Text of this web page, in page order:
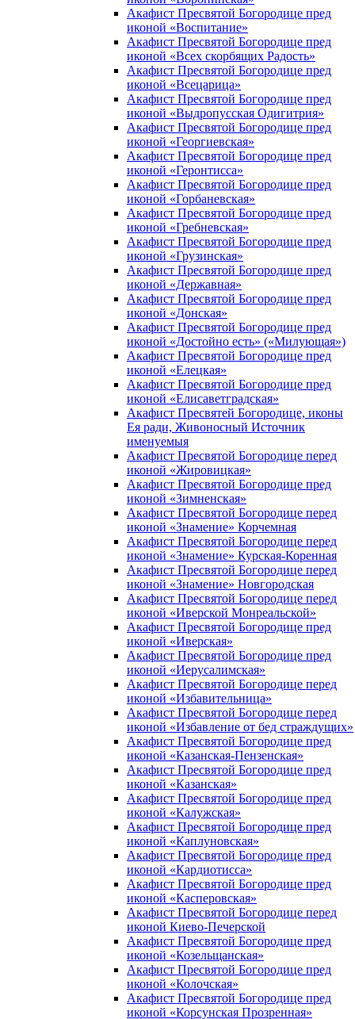
Акафист Пресвятой Богородице пред
иконой «Воспитание»
Акафист Пресвятой Богородице пред
иконой «Всех скорбящих Радость»
Акафист Пресвятой Богородице пред
иконой «Всецарица»
Акафист Пресвятой Богородице пред
иконой «Выдропусская Одигитрия»
Акафист Пресвятой Богородице пред
иконой «Георгиевская»
Акафист Пресвятой Богородице пред
иконой «Геронтисса»
Акафист Пресвятой Богородице пред
иконой «Горбаневская»
Акафист Пресвятой Богородице пред
иконой «Гребневская»
Акафист Пресвятой Богородице пред
иконой «Грузинская»
Акафист Пресвятой Богородице пред
иконой «Державная»
Акафист Пресвятой Богородице пред
иконой «Донская»
Акафист Пресвятой Богородице пред
иконой «Достойно есть» («Милующая»)
Акафист Пресвятой Богородице пред
иконой «Елецкая»
Акафист Пресвятой Богородице пред
иконой «Елисаветградская»
Акафист Пресвятей Богородице, иконы
Ея ради, Живоносный Источник
именуемыя
Акафист Пресвятой Богородице перед
иконой «Жировицкая»
Акафист Пресвятой Богородице пред
иконой «Зимненская»
Акафист Пресвятой Богородице перед
иконой «Знамение» Корчемная
Акафист Пресвятой Богородице перед
иконой «Знамение» Курская-Коренная
Акафист Пресвятой Богородице перед
иконой «Знамение» Новгородская
Акафист Пресвятой Богородице перед
иконой «Иверской Монреальской»
Акафист Пресвятой Богородице пред
иконой «Иверская»
Акафист Пресвятой Богородице пред
иконой «Иерусалимская»
Акафист Пресвятой Богородице перед
иконой «Избавительница»
Акафист Пресвятой Богородице перед
иконой «Избавление от бед страждущих»
Акафист Пресвятой Богородице пред
иконой «Казанская-Пензенская»
Акафист Пресвятой Богородице пред
иконой «Казанская»
Акафист Пресвятой Богородице пред
иконой «Калужская»
Акафист Пресвятой Богородице пред
иконой «Каплуновская»
Акафист Пресвятой Богородице пред
иконой «Кардиотисса»
Акафист Пресвятой Богородице пред
иконой «Касперовская»
Акафист Пресвятой Богородице перед
иконой Киево-Печерской
Акафист Пресвятой Богородице пред
иконой «Козельщанская»
Акафист Пресвятой Богородице пред
иконой «Колочская»
Акафист Пресвятой Богородице пред
иконой «Корсунская Прозренная»